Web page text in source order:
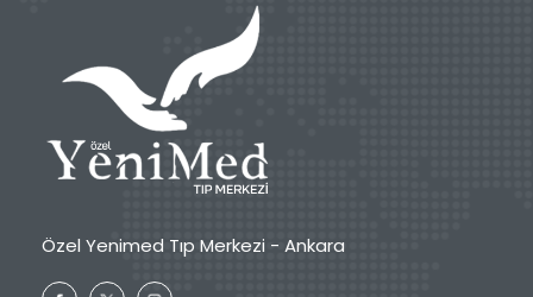
Özel Yenimed Tıp Merkezi - Ankara